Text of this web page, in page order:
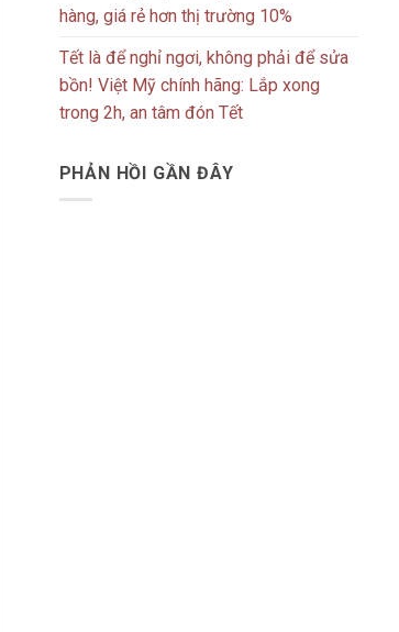
hàng, giá rẻ hơn thị trường 10%
Tết là để nghỉ ngơi, không phải để sửa
bồn! Việt Mỹ chính hãng: Lắp xong
trong 2h, an tâm đón Tết
PHẢN HỒI GẦN ĐÂY